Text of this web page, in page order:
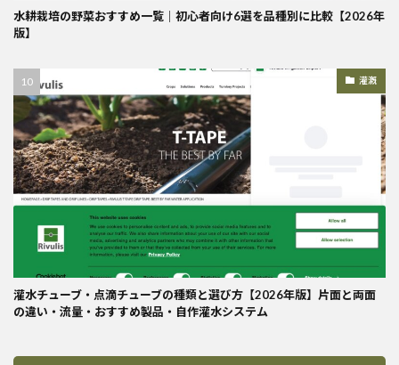
水耕栽培の野菜おすすめ一覧｜初心者向け6選を品種別に比較【2026年
版】
灌漑
灌水チューブ・点滴チューブの種類と選び方【2026年版】片面と両面
の違い・流量・おすすめ製品・自作灌水システム